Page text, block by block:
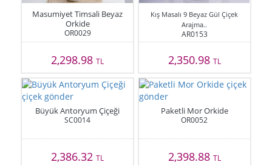
Masumiyet Timsali Beyaz
Orkide
OR0029
2,298.98TL
Kış Masalı 9 Beyaz Gül Çiçek
Arajma..
AR0153
2,350.98 TL
Büyük Antoryum Çiçeği
SC0014
2,386.32TL
Paketli Mor Orkide
OR0052
2,398.88 TL